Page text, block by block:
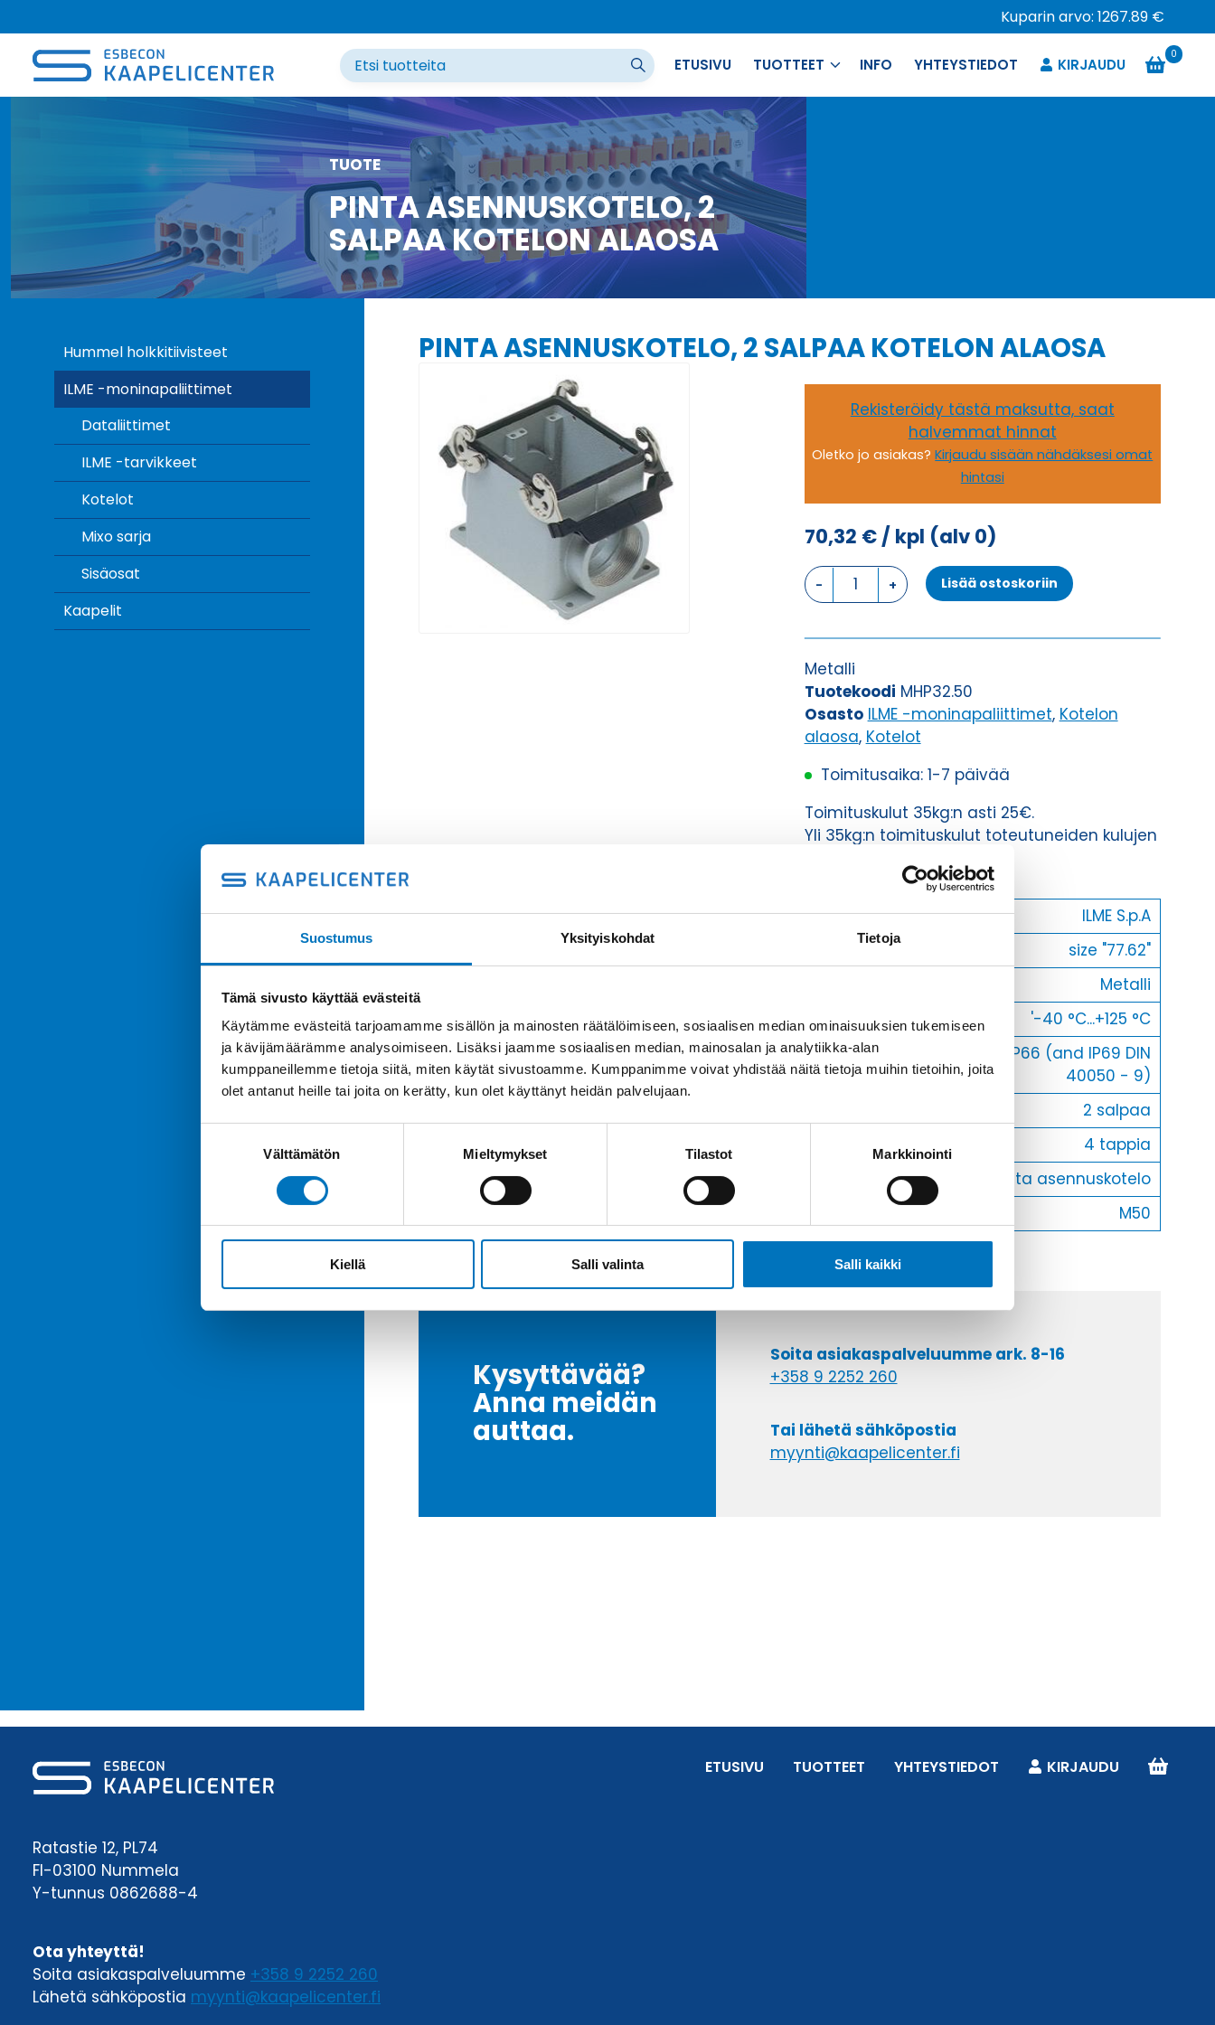
Suostumus Yksityiskohdat Tietoja
Tämä sivusto käyttää evästeitä
Käytämme evästeitä tarjoamamme sisällön ja mainosten räätälöimiseen, sosiaalisen median ominaisuuksien tukemiseen
ja kävijämäärämme analysoimiseen. Lisäksi jaamme sosiaalisen median, mainosalan ja analytiikka-alan
kumppaneillemme tietoja siitä, miten käytät sivustoamme. Kumppanimme voivat yhdistää näitä tietoja muihin tietoihin, joita
olet antanut heille tai joita on kerätty, kun olet käyttänyt heidän palvelujaan.
Välttämätön Mieltymykset Tilastot Markkinointi
Kiellä Salli valinta Salli kaikki
sisältöön
Kuparin arvo: 1267.89 €
ETUSIVU TUOTTEET INFO YHTEYSTIEDOT KIRJAUDU
0
TUOTE
PINTA ASENNUSKOTELO, 2
SALPAA KOTELON ALAOSA
Hummel holkkitiivisteet
ILME -moninapaliittimet
Dataliittimet
ILME -tarvikkeet
Kotelot
Mixo sarja
Sisäosat
Kaapelit
PINTA ASENNUSKOTELO, 2 SALPAA KOTELON ALAOSA
Rekisteröidy tästä maksutta, saat
halvemmat hinnat
Oletko jo asiakas?Kirjaudu sisään nähdäksesi omat
hintasi
70,32 €/ kpl (alv 0)
PINTA
ASENNUSKOTELO,
SALPAA
KOTELON
ALAOSA
määrä
Lisää ostoskoriin
Metalli
Tuotekoodi MHP32.50
Osasto ILME -moninapaliittimet, Kotelon
alaosa, Kotelot
Toimitusaika: 1-7 päivää
Toimituskulut 35kg:n asti 25€.
Yli 35kg:n toimituskulut toteutuneiden kulujen
Valmistaja
ILME S.p.A
size "77.62"
Metalli
Käyttölämpötila
'-40 °C...+125 °C
IP-luokka
IP66 (and IP69 DIN
40050 - 9)
2 salpaa
Vastakohta L
4 tappia
Kotelotyyppi
Pinta asennuskotelo
M50
Kysyttävää?
Anna meidän
auttaa.
Soita asiakaspalveluumme ark. 8-16
+358 9 2252 260
Tai lähetä sähköpostia
myynti@kaapelicenter.fi
Ratastie 12, PL74
FI-03100 Nummela
Y-tunnus 0862688-4
Ota yhteyttä!
Soita asiakaspalveluumme +358 9 2252 260
Lähetä sähköpostia myynti@kaapelicenter.fi
ETUSIVU TUOTTEET YHTEYSTIEDOT KIRJAUDU